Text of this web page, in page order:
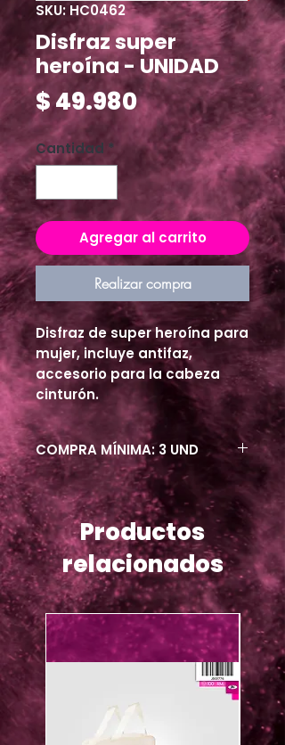
SKU: HC0462
Disfraz super
heroína - UNIDAD
$ 49.980Precio
Cantidad *
Agregar al carrito
Realizar compra
Disfraz de super heroína para
mujer, incluye antifaz,
accesorio para la cabeza
cinturón.
COMPRA MÍNIMA: 3 UND
Productos
relacionados